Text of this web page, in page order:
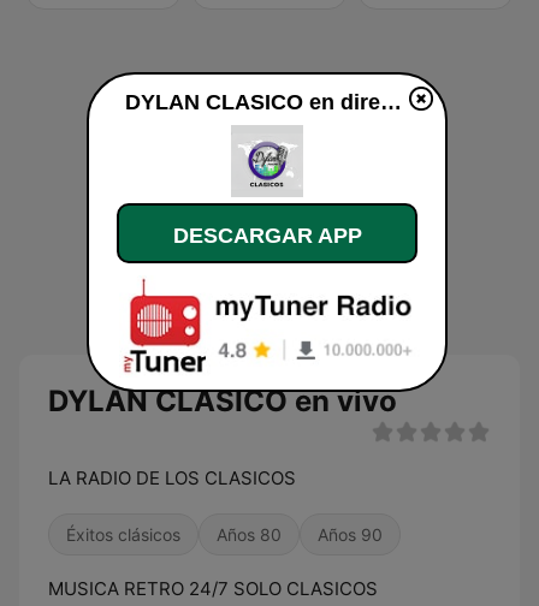
DYLAN CLASICO en vivo
LA RADIO DE LOS CLASICOS
Éxitos clásicos Años 80 Años 90
MUSICA RETRO 24/7 SOLO CLASICOS
DYLAN CLASICO en directo
DESCARGAR APP